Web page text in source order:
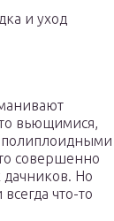
и уход
вьющимися,
совершенно
дачников. Но
что-то